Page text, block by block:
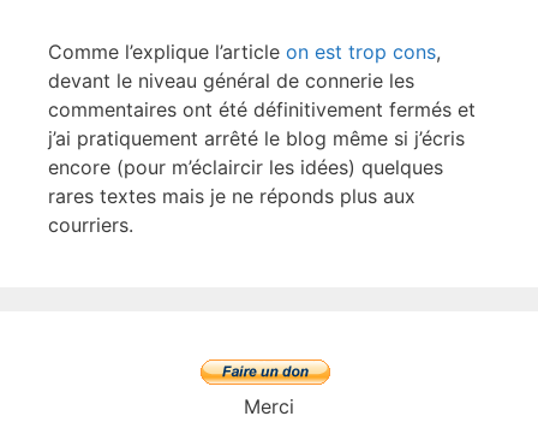
Comme l’explique l’article on est trop cons,
devant le niveau général de connerie les
commentaires ont été définitivement fermés et
j’ai pratiquement arrêté le blog même si j’écris
encore (pour m’éclaircir les idées) quelques
rares textes mais je ne réponds plus aux
courriers.
Merci